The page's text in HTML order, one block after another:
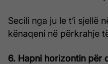
Secili nga ju le t’i sjellë
kënaqeni në përkrahje
6. Hapni horizontin për